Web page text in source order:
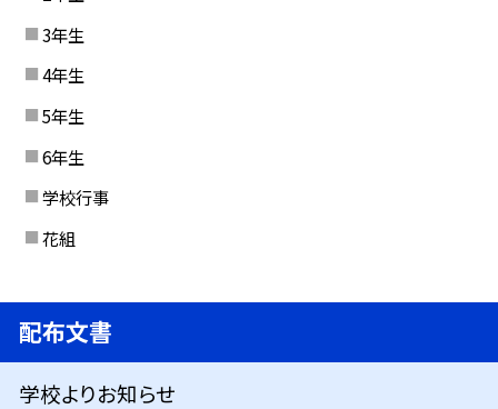
3年生
4年生
5年生
6年生
学校行事
花組
配布文書
学校よりお知らせ